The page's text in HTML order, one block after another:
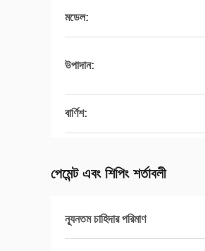
মডেল:
উপাদান:
বার্ণিশ:
পেমেন্ট এবং শিপিং শর্তাবলী
ন্যূনতম চাহিদার পরিমাণ